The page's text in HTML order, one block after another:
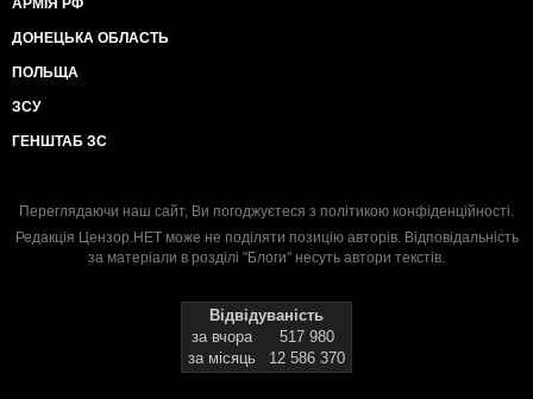
АРМІЯ РФ
ДОНЕЦЬКА ОБЛАСТЬ
ПОЛЬЩА
ЗСУ
ГЕНШТАБ ЗС
Переглядаючи наш сайт, Ви погоджуєтеся з політикою конфіденційності.
Редакція Цензор.НЕТ може не поділяти позицію авторів. Відповідальність
за матеріали в розділі "Блоги" несуть автори текстів.
Відвідуваність
за вчора
517 980
за місяць
12 586 370